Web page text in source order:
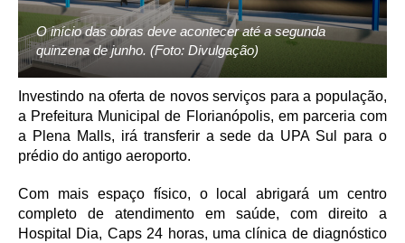
O início das obras deve acontecer até a segunda
quinzena de junho. (Foto: Divulgação)
Investindo na oferta de novos serviços para a população,
a Prefeitura Municipal de Florianópolis, em parceria com
a Plena Malls, irá transferir a sede da UPA Sul para o
prédio do antigo aeroporto.
Com mais espaço físico, o local abrigará um centro
completo de atendimento em saúde, com direito a
Hospital Dia, Caps 24 horas, uma clínica de diagnóstico